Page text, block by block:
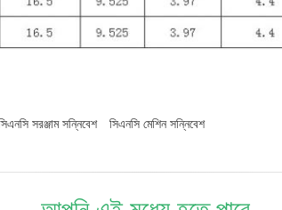
সরঞ্জাম সন্নিবেশ সিএনসি মেশিন সন্নিবেশ